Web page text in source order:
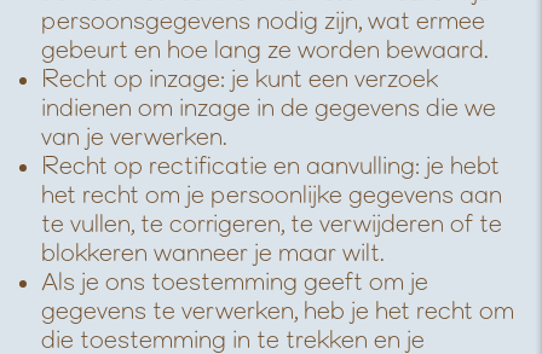
persoonsgegevens nodig zijn, wat ermee
gebeurt en hoe lang ze worden bewaard.
Recht op inzage: je kunt een verzoek
indienen om inzage in de gegevens die we
van je verwerken.
Recht op rectificatie en aanvulling: je hebt
het recht om je persoonlijke gegevens aan
te vullen, te corrigeren, te verwijderen of te
blokkeren wanneer je maar wilt.
Als je ons toestemming geeft om je
gegevens te verwerken, heb je het recht om
die toestemming in te trekken en je